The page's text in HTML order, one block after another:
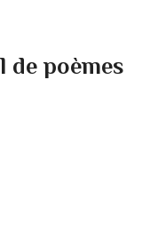
de poèmes